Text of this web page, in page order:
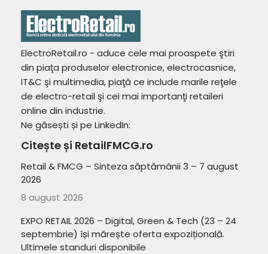
ElectroRetail.ro - aduce cele mai proaspete ştiri
din piaţa produselor electronice, electrocasnice,
IT&C şi multimedia, piaţă ce include marile reţele
de electro-retail şi cei mai importanţi retaileri
online din industrie.
Ne găsești și pe LinkedIn:
Citește și RetailFMCG.ro
Retail & FMCG – Sinteza săptămânii 3 – 7 august
2026
8 august 2026
EXPO RETAIL 2026 – Digital, Green & Tech (23 – 24
septembrie) își mărește oferta expozițională.
Ultimele standuri disponibile